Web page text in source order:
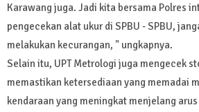
Karawang juga. Jadi kita bersama Polres
pengecekan alat ukur di SPBU - SPBU,
melakukan kecurangan, " ungkapnya.
Selain itu, UPT Metrologi juga mengecek
memastikan ketersediaan yang memadai
kendaraan yang meningkat menjelang